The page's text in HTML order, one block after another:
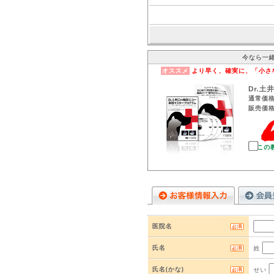
今なら一
オススメ
より早く、確実に、「小
Dr.土
通常価格
販売価格
この
医院名
氏名 姓
氏名(かな) せい